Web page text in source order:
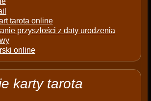
tarota online
przyszłości z daty urodzenia
online
karty tarota